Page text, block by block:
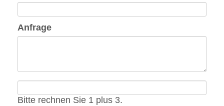
Pflichtfeld
Anfrage
Bitte rechnen Sie 1 plus 3.